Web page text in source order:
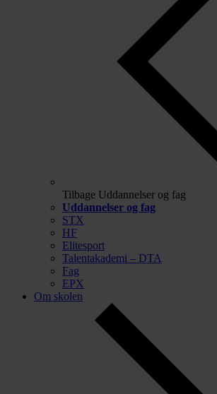
Tilbage Uddannelser og fag
Uddannelser og fag
STX
HF
Elitesport
Talentakademi – DTA
Fag
EPX
Om skolen